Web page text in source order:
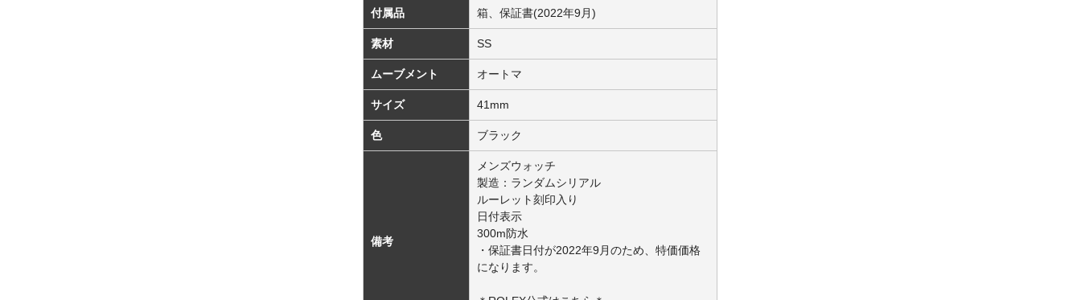
付属品 箱、保証書(2022年9月)
素材 SS
ムーブメント オートマ
サイズ 41mm
色 ブラック
備考
メンズウォッチ
製造：ランダムシリアル
ルーレット刻印入り
日付表示
300m防水
・保証書日付が2022年9月のため、特価価格
になります。